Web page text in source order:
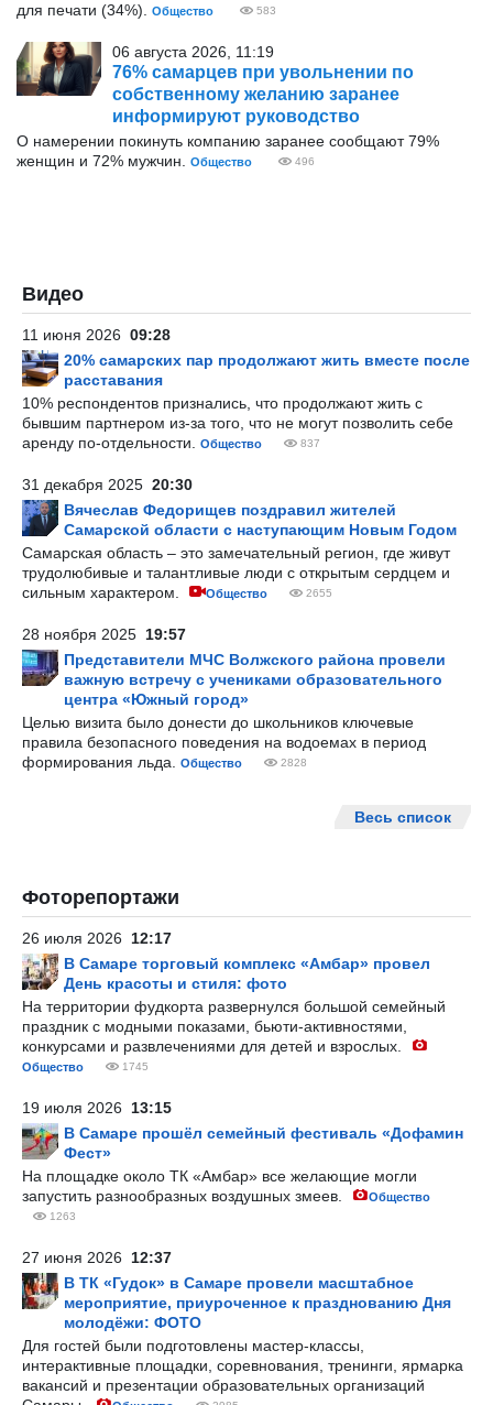
для печати (34%).
Общество 583
06 августа 2026, 11:19
76% самарцев при увольнении по
собственному желанию заранее
информируют руководство
О намерении покинуть компанию заранее сообщают 79%
женщин и 72% мужчин.
Общество 496
Видео
11 июня 2026 09:28
20% самарских пар продолжают жить вместе после
расставания
10% респондентов признались, что продолжают жить с
бывшим партнером из-за того, что не могут позволить себе
аренду по-отдельности.
Общество 837
31 декабря 2025 20:30
Вячеслав Федорищев поздравил жителей
Самарской области с наступающим Новым Годом
Самарская область – это замечательный регион, где живут
трудолюбивые и талантливые люди с открытым сердцем и
сильным характером.
Общество 2655
28 ноября 2025 19:57
Представители МЧС Волжского района провели
важную встречу с учениками образовательного
центра «Южный город»
Целью визита было донести до школьников ключевые
правила безопасного поведения на водоемах в период
формирования льда.
Общество 2828
Весь список
Фоторепортажи
26 июля 2026 12:17
В Самаре торговый комплекс «Амбар» провел
День красоты и стиля: фото
На территории фудкорта развернулся большой семейный
праздник с модными показами, бьюти-активностями,
конкурсами и развлечениями для детей и взрослых.
Общество 1745
19 июля 2026 13:15
В Самаре прошёл семейный фестиваль «Дофамин
Фест»
На площадке около ТК «Амбар» все желающие могли
запустить разнообразных воздушных змеев.
Общество
1263
27 июня 2026 12:37
В ТК «Гудок» в Самаре провели масштабное
мероприятие, приуроченное к празднованию Дня
молодёжи: ФОТО
Для гостей были подготовлены мастер-классы,
интерактивные площадки, соревнования, тренинги, ярмарка
вакансий и презентации образовательных организаций